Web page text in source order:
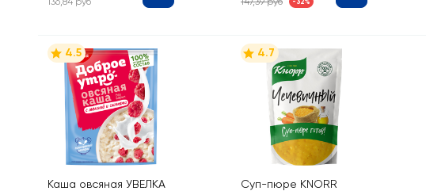
4.5
Каша овсяная УВЕЛКА
4.7
Суп-пюре KNORR